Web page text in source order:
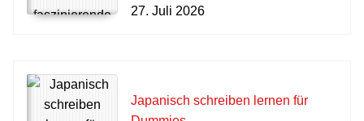
27. Juli 2026
Japanisch schreiben lernen für